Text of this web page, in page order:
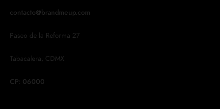
contacto@brandmeup.com
Paseo de la Reforma 27
Tabacalera, CDMX
CP: 06000